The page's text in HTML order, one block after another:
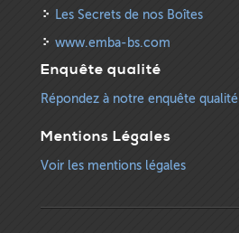
Les Secrets de nos Boîtes
www.emba-bs.com
Enquête qualité
Répondez à notre enquête qualité
Mentions Légales
Voir les mentions légales